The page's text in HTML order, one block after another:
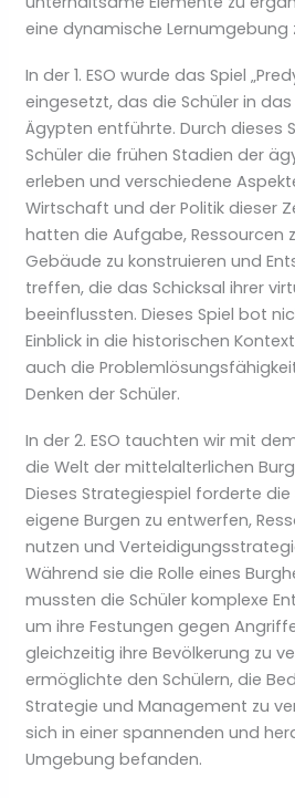
eine dynamische Lernumgebung
In der 1. ESO wurde das Spiel
eingesetzt, das die Schüler in
Ägypten entführte. Durch dieses
Schüler die frühen Stadien der
erleben und verschiedene
Wirtschaft und der Politik dieser
hatten die Aufgabe, Ressourcen
Gebäude zu konstruieren und
treffen, die das Schicksal ihrer
beeinflussten. Dieses Spiel bot
Einblick in die historischen
auch die
Denken der Schüler.
In der 2. ESO tauchten wir mit
die Welt der mittelalterlichen
Dieses Strategiespiel forderte die
eigene Burgen zu entwerfen,
nutzen und
Während sie die Rolle eines
mussten die Schüler komplexe
um ihre Festungen gegen
gleichzeitig ihre Bevölkerung zu
ermöglichte den Schülern, die
Strategie und Management zu
sich in einer spannenden und
Umgebung befanden.